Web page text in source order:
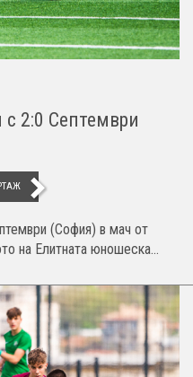
с 2:0 Септември
(София) в мач от
на Елитната юношеска...